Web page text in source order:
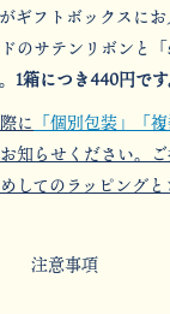
ギフトボックスに
のサテンリボンと
1箱につき440円です
に 「個別包装」「複
知らせください。
してのラッピングと
注意事項